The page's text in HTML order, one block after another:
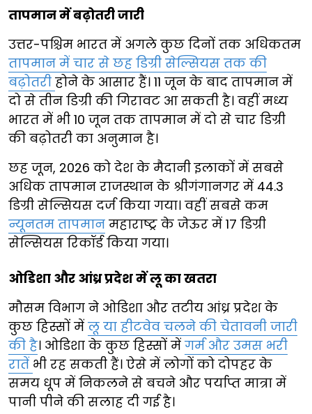
तापमान में बढ़ोतरी जारी
उत्तर-पश्चिम भारत में अगले कुछ दिनों तक अधिकतम
तापमान में चार से छह डिग्री सेल्सियस तक की
बढ़ोतरी होने के आसार हैं। 11 जून के बाद तापमान में
दो से तीन डिग्री की गिरावट आ सकती है। वहीं मध्य
भारत में भी 10 जून तक तापमान में दो से चार डिग्री
की बढ़ोतरी का अनुमान है।
छह जून, 2026 को देश के मैदानी इलाकों में सबसे
अधिक तापमान राजस्थान के श्रीगंगानगर में 44.3
डिग्री सेल्सियस दर्ज किया गया। वहीं सबसे कम
न्यूनतम तापमान महाराष्ट्र के जेऊर में 17 डिग्री
सेल्सियस रिकॉर्ड किया गया।
ओडिशा और आंध्र प्रदेश में लू का खतरा
मौसम विभाग ने ओडिशा और तटीय आंध्र प्रदेश के
कुछ हिस्सों में लू या हीटवेव चलने की चेतावनी जारी
की है। ओडिशा के कुछ हिस्सों में गर्म और उमस भरी
रातें भी रह सकती हैं। ऐसे में लोगों को दोपहर के
समय धूप में निकलने से बचने और पर्याप्त मात्रा में
पानी पीने की सलाह दी गई है।